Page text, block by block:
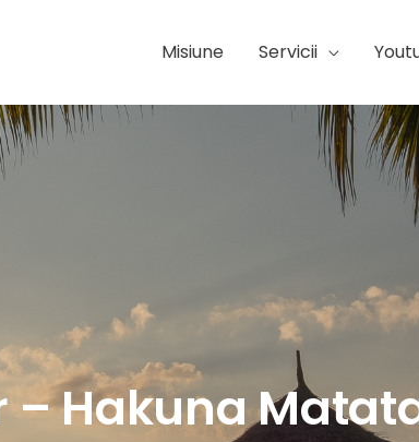
Misiune Servicii
– Hakuna